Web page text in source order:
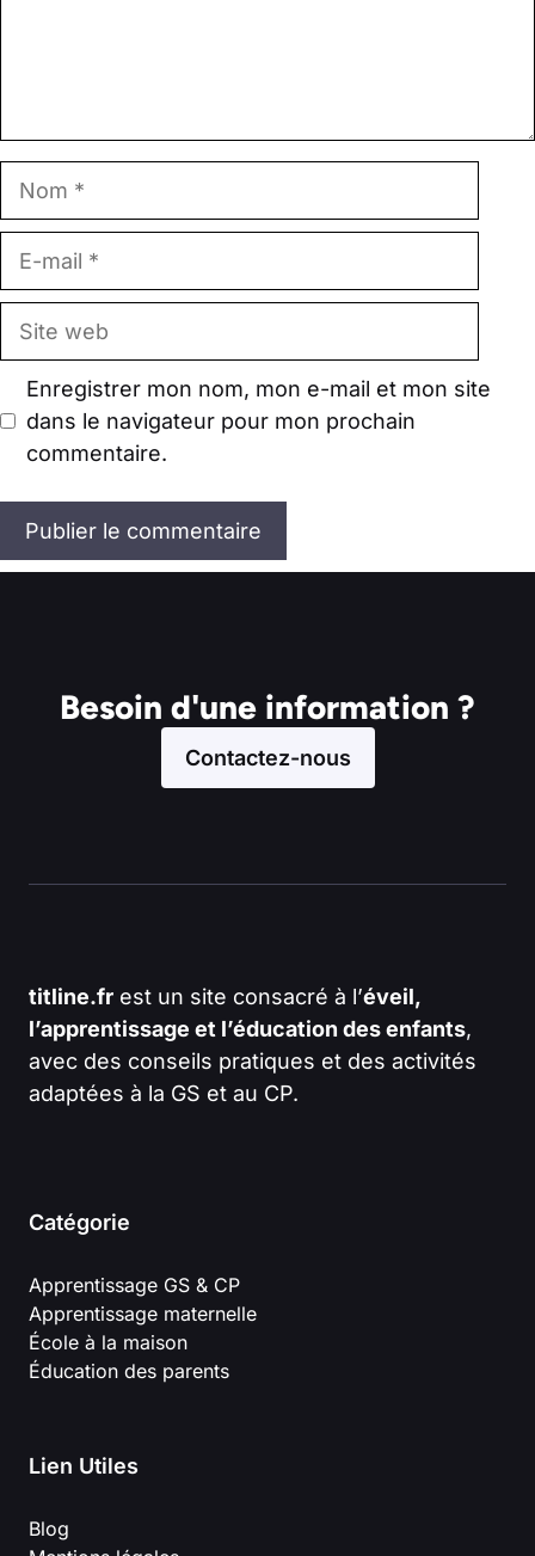
Nom
E-
Site
Enregistrer mon nom, mon e-mail et mon site
dans le navigateur pour mon prochain
commentaire.
Besoin d'une information ?
Contactez-nous
titline.fr est un site consacré à l’éveil,
l’apprentissage et l’éducation des enfants,
avec des conseils pratiques et des activités
adaptées à la GS et au CP.
Catégorie
Apprentissage GS & CP
Apprentissage maternelle
École à la maison
Éducation des parents
Lien Utiles
Blog